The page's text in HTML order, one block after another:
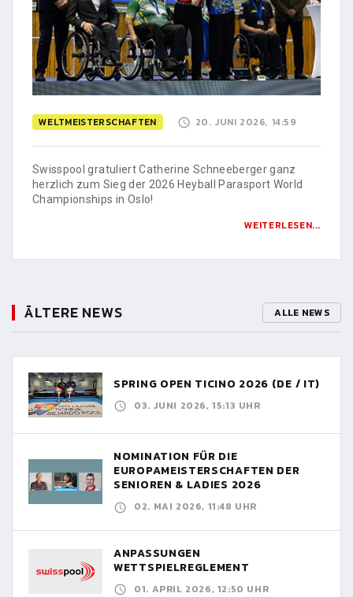
WELTMEISTERSCHAFTEN 20. JUNI 2026, 14:59
Swisspool gratuliert Catherine Schneeberger ganz
herzlich zum Sieg der 2026 Heyball Parasport World
Championships in Oslo!
WEITERLESEN...
ÄLTERE NEWS ALLE NEWS
SPRING OPEN TICINO 2026 (DE / IT)
03. JUNI 2026, 15:13 UHR
NOMINATION FÜR DIE
EUROPAMEISTERSCHAFTEN DER
SENIOREN & LADIES 2026
02. MAI 2026, 11:48 UHR
ANPASSUNGEN
WETTSPIELREGLEMENT
01. APRIL 2026, 12:50 UHR